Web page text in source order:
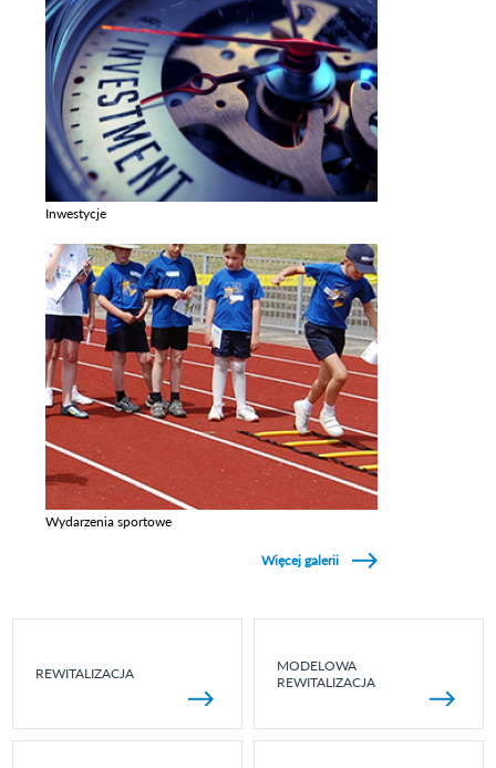
Inwestycje
Wydarzenia sportowe
Więcej galerii
REWITALIZACJA
MODELOWA
REWITALIZACJA